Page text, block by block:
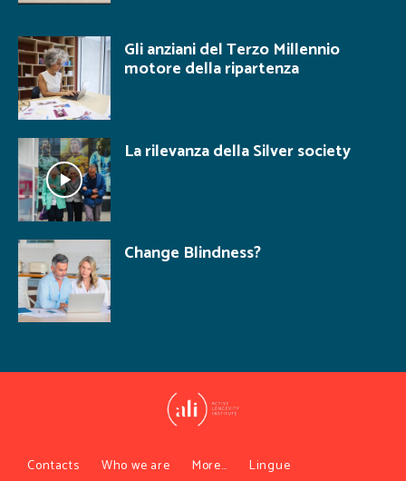
Gli anziani del Terzo Millennio
motore della ripartenza
La rilevanza della Silver society
Change Blindness?
Contacts Who we are More… Lingue